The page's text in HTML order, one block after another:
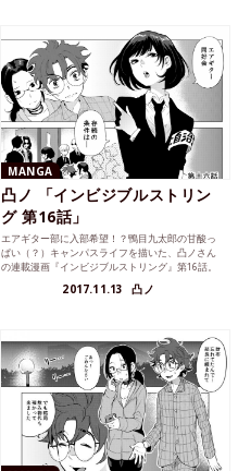
MANGA
凸ノ 「インビジブルストリン
グ 第16話」
エアギター部に入部希望！？鴨目九太郎の甘酸っ
ぱい（？）キャンパスライフを描いた、凸ノさん
の連載漫画『インビジブルストリング』第16話。
エアギター部の今後は、一ヶ月後に迫った五月祭
で決められる……！2017.11.13 凸ノ